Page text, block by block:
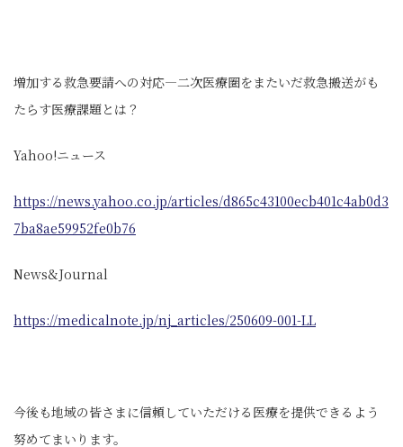
増加する救急要請への対応―二次医療圏をまたいだ救急搬送がも
たらす医療課題とは？
Yahoo!ニュース
https://news.yahoo.co.jp/articles/d865c43100ecb401c4ab0d3
7ba8ae59952fe0b76
News&Journal
https://medicalnote.jp/nj_articles/250609-001-LL
今後も地域の皆さまに信頼していただける医療を提供できるよう
努めてまいります。